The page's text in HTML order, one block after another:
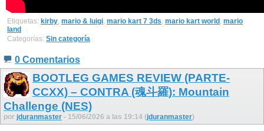
Etiquetas: kirby, mario & luigi, mario kart 7 3ds, mario kart world , mario
land
Categorías: Sin categoría
0 Comentarios
BOOTLEG GAMES REVIEW (PARTE-
CCXX) – CONTRA (魂斗羅): Mountain
Challenge (NES)
por jduranmaster - 15/06/2026 a las 19:14 (jduranmaster)